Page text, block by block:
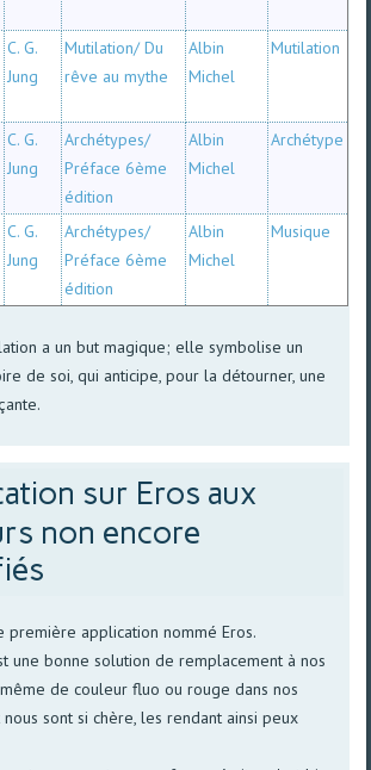
C. G.
Jung
Mutilation/ Du
rêve au mythe
Albin
Michel
Mutilation
C. G.
Jung
Archétypes/
Préface 6ème
édition
Albin
Michel
Archétype
C. G.
Jung
Archétypes/
Préface 6ème
édition
Albin
Michel
Musique
a un but magique; elle symbolise un
de soi, qui anticipe, pour la détourner, une
sur Eros aux
non encore
première application nommé Eros.
une bonne solution de remplacement à nos
de couleur fluo ou rouge dans nos
sont si chère, les rendant ainsi peux